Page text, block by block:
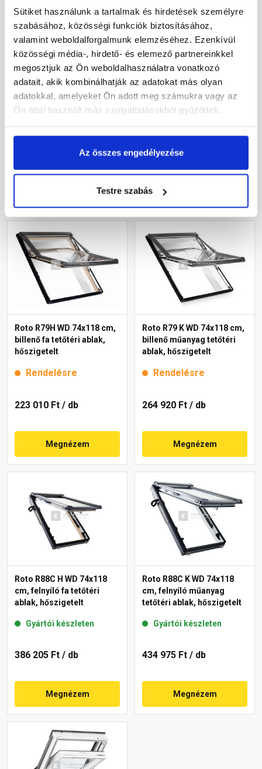
Sütiket használunk a tartalmak és hirdetések személyre
szabásához, közösségi funkciók biztosításához,
valamint weboldalforgalmunk elemzéséhez. Ezenkívül
közösségi média-, hirdető- és elemező partnereinkkel
megosztjuk az Ön weboldalhasználatra vonatkozó
adatait, akik kombinálhatják az adatokat más olyan
adatokkal, amelyeket Ön adott meg számukra vagy az
Ön által használt más szolgáltatásokból gyűjtöttek.
Az összes engedélyezése
Testre szabás
Fakro PTP-V U3 78x118
cm, billenő műanyag
tetőtéri ablak
Roto R45 H 74x118 cm,
billenő fa tetőtéri ablak
159 510 Ft
Roto R79H WD 74x118 cm,
billenő fa tetőtéri ablak,
hőszigetelt
Rendelésre
223 010 Ft / db
Megnézem
Roto R79 K WD 74x118 cm,
billenő műanyag tetőtéri
ablak, hőszigetelt
Rendelésre
264 920 Ft / db
Megnézem
Roto R88C H WD 74x118
cm, felnyíló fa tetőtéri
ablak, hőszigetelt
Gyártói készleten
386 205 Ft / db
Megnézem
Roto R88C K WD 74x118
cm, felnyíló műanyag
tetőtéri ablak, hőszigetelt
Gyártói készleten
434 975 Ft / db
Megnézem